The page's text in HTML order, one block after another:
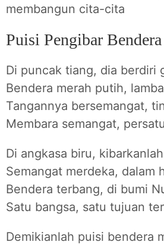
membangun cita-cita
Puisi Pengibar Bendera
Di puncak tiang, dia berdiri
Bendera merah putih,
Tangannya bersemangat,
Membara semangat,
Di angkasa biru,
Semangat merdeka, dalam
Bendera terbang, di bumi
Satu bangsa, satu tujuan
Demikianlah puisi bendera